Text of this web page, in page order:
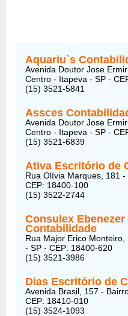
Aquariu`s
Avenida Doutor Jose
Centro - Itapeva - SP -
(15) 3521-5841
Assces
Avenida Doutor Jose
Centro - Itapeva - SP -
(15) 3521-6839
Ativa Escritório de
Rua Olívia Marques, 181
CEP: 18400-100
(15) 3522-2744
Consulex
Contabilidade
Rua Major Erico
- SP - CEP: 18400-620
(15) 3521-3986
Dias Escritório de
Avenida Brasil, 157 -
CEP: 18410-010
(15) 3524-1093